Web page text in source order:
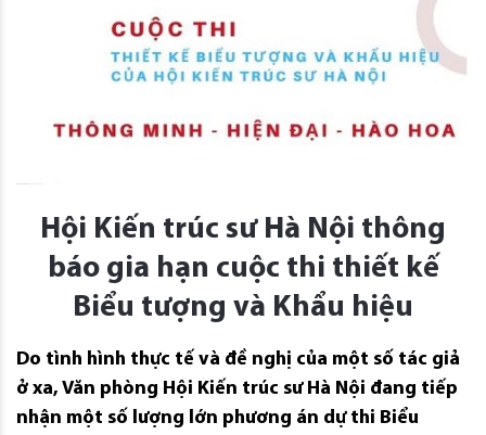
Hội Kiến trúc sư Hà Nội thông
báo gia hạn cuộc thi thiết kế
Biểu tượng và Khẩu hiệu
Do tình hình thực tế và đề nghị của một số tác giả
ở xa, Văn phòng Hội Kiến trúc sư Hà Nội đang tiếp
nhận một số lượng lớn phương án dự thi Biểu